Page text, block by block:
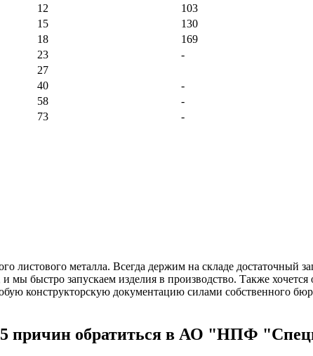
12
103
15
130
18
169
23
-
27
40
-
58
-
73 -
листового металла. Всегда держим на складе
и мы быстро запускаем изделия в производство. Также
конструкторскую документацию силами собственного
5 причин обратиться в АО "НПФ